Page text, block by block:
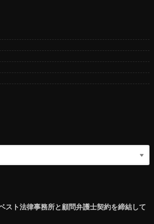
スト法律事務所と顧問弁護士契約を締結して